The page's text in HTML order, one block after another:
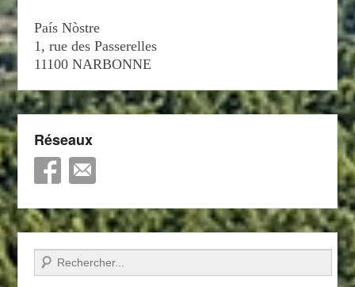
País Nòstre
1, rue des Passerelles
11100 NARBONNE
Réseaux
Recherche